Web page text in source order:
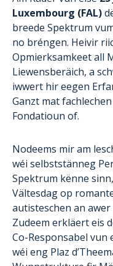
Luxembourg (FAL)
breede Spektrum
no bréngen. Heivir
Opmierksamkeet all
Liewensberäich, a
iwwert hir eegen
Ganzt mat
Fondatioun of.
Nodeems mir am
wéi selbststänneg
Spektrum kënne
Vältesdag op
autisteschen an
Zudeem erkläert eis
Co-Responsabel vun
wéi eng Plaz